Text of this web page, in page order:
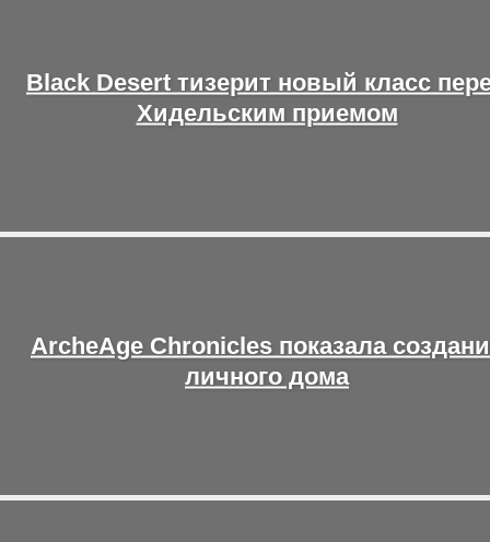
Black Desert тизерит новый класс
Хидельским приемом
ArcheAge Chronicles показала
личного дома